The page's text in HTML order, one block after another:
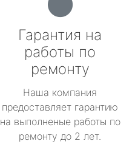
Гарантия на
работы по
ремонту
Наша компания
предоставляет гарантию
на выполненые работы по
ремонту до 2 лет.